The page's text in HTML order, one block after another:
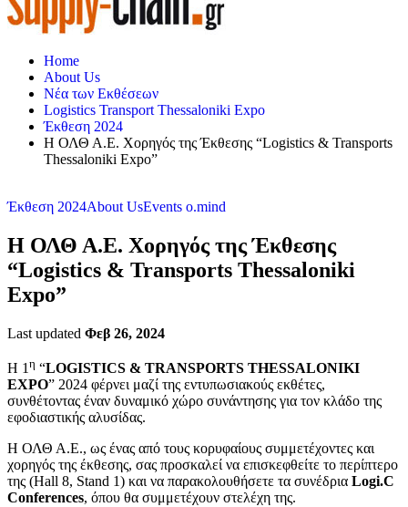
Home
About Us
Νέα των Εκθέσεων
Logistics Transport Thessaloniki Expo
Έκθεση 2024
H ΟΛΘ Α.Ε. Χορηγός της Έκθεσης “Logistics & Transports
Thessaloniki Expo”
Έκθεση 2024About UsEvents o.mind
H ΟΛΘ Α.Ε. Χορηγός της Έκθεσης
“Logistics & Transports Thessaloniki
Expo”
Last updated Φεβ 26, 2024
Η 1 η “LOGISTICS & TRANSPORTS THESSALONIKI
EXPO” 2024 φέρνει μαζί της εντυπωσιακούς εκθέτες,
συνθέτοντας έναν δυναμικό χώρο συνάντησης για τον κλάδο της
εφοδιαστικής αλυσίδας.
Η ΟΛΘ Α.Ε., ως ένας από τους κορυφαίους συμμετέχοντες και
χορηγός της έκθεσης, σας προσκαλεί να επισκεφθείτε το περίπτερο
της (Hall 8, Stand 1) και να παρακολουθήσετε τα συνέδρια Logi.C
Conferences, όπου θα συμμετέχουν στελέχη της.